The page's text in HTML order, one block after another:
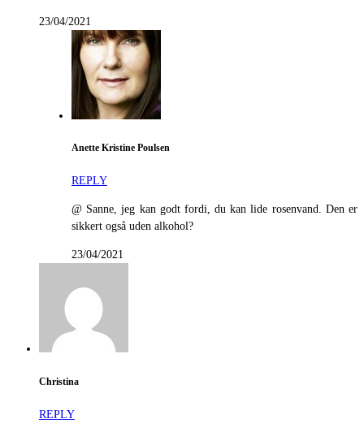
23/04/2021
Anette Kristine Poulsen
REPLY
@ Sanne, jeg kan godt fordi, du kan lide rosenvand. Den er
sikkert også uden alkohol?
23/04/2021
Christina
REPLY